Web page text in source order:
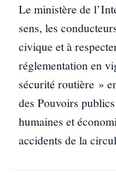
Le ministère de
sens, les
civique et à
réglementation en
sécurité routière »
des Pouvoirs
humaines et
accidents de la